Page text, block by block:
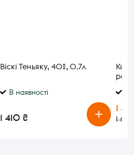
Віскі Теньяку, 40%, 0.7л
В наявності
1 410 ₴
1
1 619